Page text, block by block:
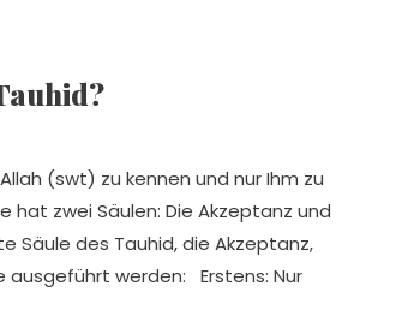
(swt) zu kennen und nur Ihm zu
hat zwei Säulen: Die Akzeptanz und
Säule des Tauhid, die Akzeptanz,
ausgeführt werden: Erstens: Nur